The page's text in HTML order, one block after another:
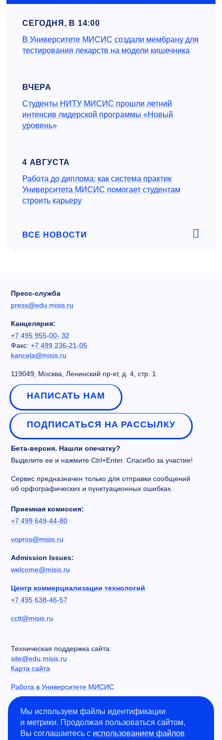
СЕГОДНЯ, В 14:00
В Университете МИСИС создали мембрану для
тестирования лекарств на модели кишечника
ВЧЕРА
Студенты НИТУ МИСИС прошли летний
интенсив лидерской программы «Новый
уровень»
4 АВГУСТА
Работа до диплома: как система практик
Университета МИСИС помогает студентам
строить карьеру
ВСЕ НОВОСТИ
Пресс-служба
press@edu.misis.ru
Канцелярия:
+7 495 955-00- 32
Факс: +7 499 236-21-05
kancela@misis.ru
119049, Москва, Ленинский пр-кт, д. 4, стр. 1
НАПИСАТЬ НАМ
ПОДПИСАТЬСЯ НА РАССЫЛКУ
Бета-версия. Нашли опечатку?
Выделите ее и нажмите Ctrl+Enter. Спасибо за участие!
Сервис предназначен только для отправки сообщений
об орфографических и пунктуационных ошибках.
Приемная комиссия:
+7 499 649-44-80
vopros@misis.ru
Admission Issues:
welcome@misis.ru
Центр коммерциализации технологий
+7 495 638-46-57
cctt@misis.ru
Техническая поддержка сайта:
site@edu.misis.ru
Карта сайта
Работа в Университете МИСИС
Сведения об образовательной организации
Информация о закупках
Противодействие коррупции
Мы используем файлы идентификации
и метрики. Продолжая пользоваться сайтом,
Вы соглашаетесь с использованием файлов